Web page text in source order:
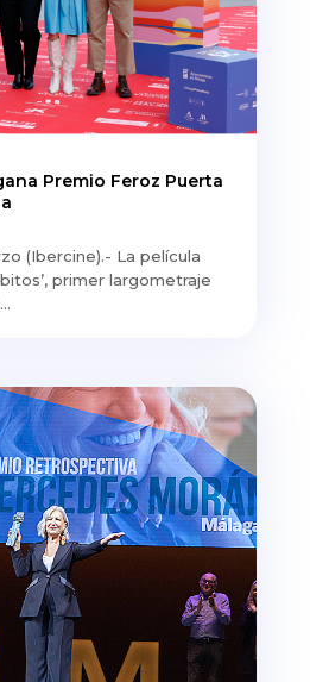
Premio Feroz Puerta
(Ibercine).- La película
primer largometraje